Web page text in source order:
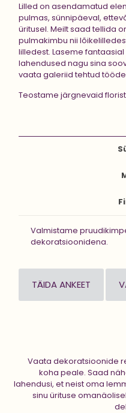
Lilled on asendamatud
pulmas, sünnipäeval,
üritusel. Meilt saad tellida
pulmakimbu nii
lilledest. Laseme
lahendused nagu sina
vaata galeriid tehtud
Teostame järgnevaid
Valmistame
dekoratsioonidena.
TÄIDA ANKEET
Vaata dekoratsioonide
koha peale. Saad
lahendusi, et neist oma
sinu ürituse